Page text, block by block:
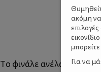
Το φινάλε ανέλαβε η
ακόμη να
Για να